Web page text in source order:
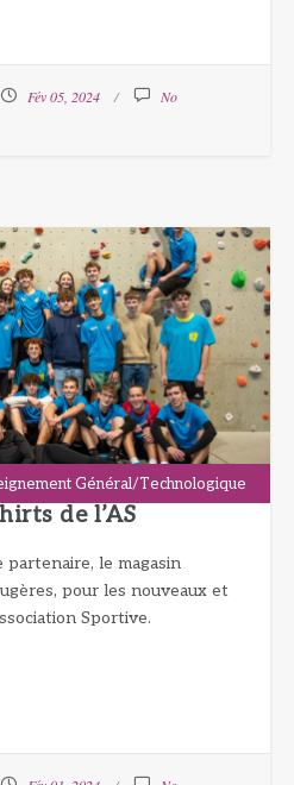
Fév 05, 2024
No
Général/Technologique
de l’AS
le magasin
pour les nouveaux et
Sportive.